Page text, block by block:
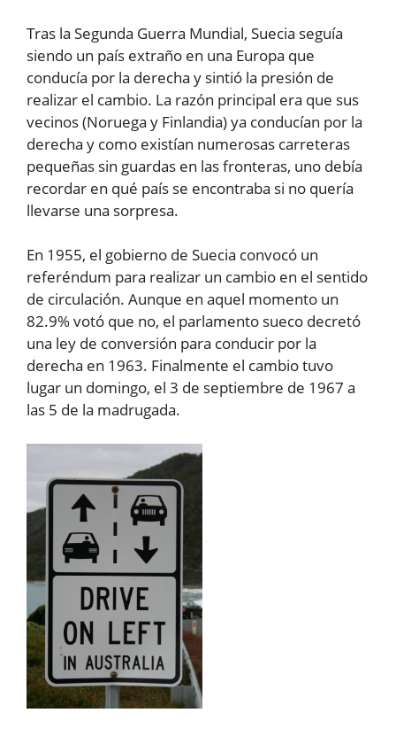
Tras la Segunda Guerra Mundial, Suecia seguía
siendo un país extraño en una Europa que
conducía por la derecha y sintió la presión de
realizar el cambio. La razón principal era que sus
vecinos (Noruega y Finlandia) ya conducían por la
derecha y como existían numerosas carreteras
pequeñas sin guardas en las fronteras, uno debía
recordar en qué país se encontraba si no quería
llevarse una sorpresa.
En 1955, el gobierno de Suecia convocó un
referéndum para realizar un cambio en el sentido
de circulación. Aunque en aquel momento un
82.9% votó que no, el parlamento sueco decretó
una ley de conversión para conducir por la
derecha en 1963. Finalmente el cambio tuvo
lugar un domingo, el 3 de septiembre de 1967 a
las 5 de la madrugada.